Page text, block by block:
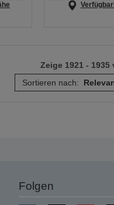
Zeige 1921 -
Sortieren nach:
Folgen